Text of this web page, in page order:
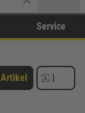
Service
Artikel |